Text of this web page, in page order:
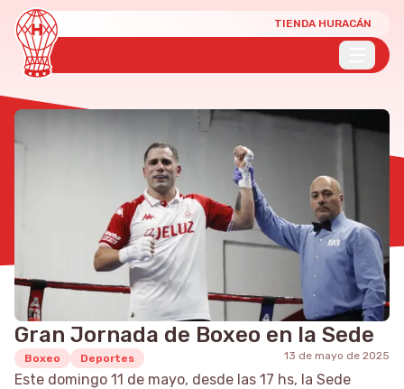
TIENDA HURACÁN
Gran Jornada de Boxeo en la Sede
Boxeo Deportes 13 de mayo de 2025
Este domingo 11 de mayo, desde las 17 hs, la Sede